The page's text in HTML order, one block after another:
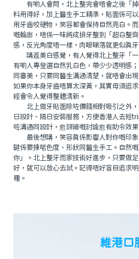
有啲人會問，北上整完會唔會之後「掉
料用得好，加上醫生手工精準，貼面係可
用牙齒咬硬物，笑容都會保持自然亮白。
嘅輪廓，唔係一味將成排牙整到「超白整
感，反光角度唔一樣，肉眼睇落就更似真牙
講返美白感覺，有人覺得北上整牙「一
有啲人專登選自然乳白色，帶少少透明感
同審美，只要同醫生溝通清楚，就唔會出
如果你本身牙齒唔算太深黃，其實毋須追
經會令人覺得整體清新。
北上做牙貼面除咗價錢相對吸引之外，
日設計、隔日安裝服務，方便香港人去短
咗溝通同設計，愈詳細嘅討論愈有助令效果
最後想講，笑容真係影響人對你嘅印象
鍵係要揀啱色度、形狀同醫生手工。自然
你」。北上整牙而家技術好進步，只要做
好，就可以放心去試。記得唔好盲目追求
種。
維港口